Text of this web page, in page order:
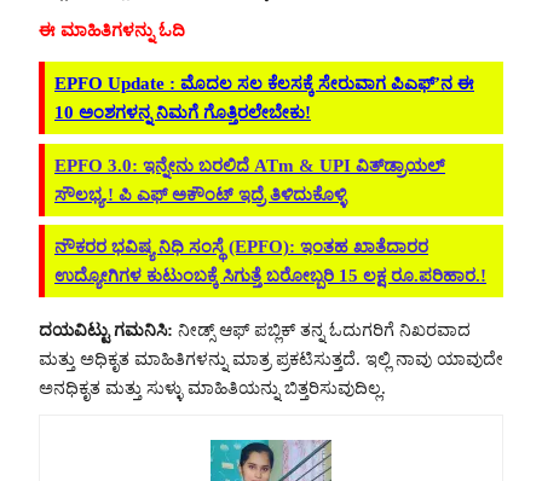
ಈ ಮಾಹಿತಿಗಳನ್ನು ಓದಿ
EPFO Update : ಮೊದಲ ಸಲ ಕೆಲಸಕ್ಕೆ ಸೇರುವಾಗ ಪಿಎಫ್’ನ ಈ
10 ಅಂಶಗಳನ್ನ ನಿಮಗೆ ಗೊತ್ತಿರಲೇಬೇಕು!
EPFO 3.0: ಇನ್ನೇನು ಬರಲಿದೆ ATm & UPI ವಿತ್​ಡ್ರಾಯಲ್
ಸೌಲಭ್ಯ.! ಪಿ ಎಫ್ ಅಕೌಂಟ್ ಇದ್ರೆ ತಿಳಿದುಕೊಳ್ಳಿ
ನೌಕರರ ಭವಿಷ್ಯ ನಿಧಿ ಸಂಸ್ಥೆ (EPFO): ಇಂತಹ ಖಾತೆದಾರರ
ಉದ್ಯೋಗಿಗಳ ಕುಟುಂಬಕ್ಕೆ ಸಿಗುತ್ತೆ ಬರೋಬ್ಬರಿ 15 ಲಕ್ಷ ರೂ.ಪರಿಹಾರ.!
ದಯವಿಟ್ಟು ಗಮನಿಸಿ: ನೀಡ್ಸ್ ಆಫ್ ಪಬ್ಲಿಕ್ ತನ್ನ ಓದುಗರಿಗೆ ನಿಖರವಾದ
ಮತ್ತು ಅಧಿಕೃತ ಮಾಹಿತಿಗಳನ್ನು ಮಾತ್ರ ಪ್ರಕಟಿಸುತ್ತದೆ. ಇಲ್ಲಿ ನಾವು ಯಾವುದೇ
ಅನಧಿಕೃತ ಮತ್ತು ಸುಳ್ಳು ಮಾಹಿತಿಯನ್ನು ಬಿತ್ತರಿಸುವುದಿಲ್ಲ.